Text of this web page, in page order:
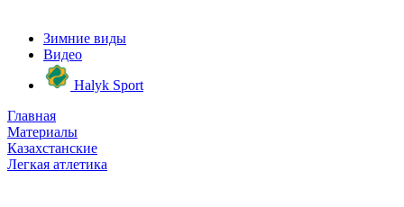
Зимние виды
Видео
Halyk Sport
Главная
Материалы
Казахстанские
Легкая атлетика